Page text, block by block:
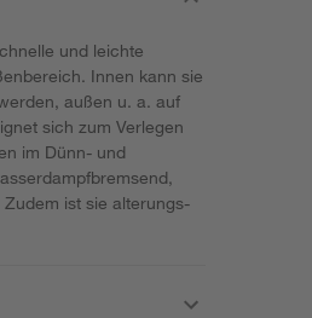
und leichte
Innen kann sie
außen u. a. auf
sich zum Verlegen
im Dünn- und
ist sie alterungs-